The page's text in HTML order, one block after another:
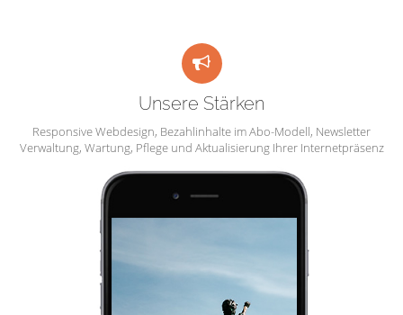
Unsere Stärken
Responsive Webdesign, Bezahlinhalte im Abo-Modell, Newsletter
Verwaltung, Wartung, Pflege und Aktualisierung Ihrer Internetpräsenz